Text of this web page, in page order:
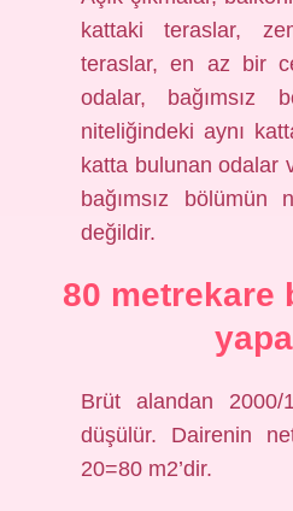
kattaki teraslar,
teraslar, en az bir
odalar, bağımsız
niteliğindeki aynı
katta bulunan odalar
bağımsız bölümün
değildir.
80 metrekare
Brüt alandan
düşülür. Dairenin
20=80 m2’dir.